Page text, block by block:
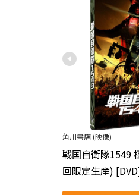
角川書店 (映像)
戦国自衛隊1549
回限定生産)